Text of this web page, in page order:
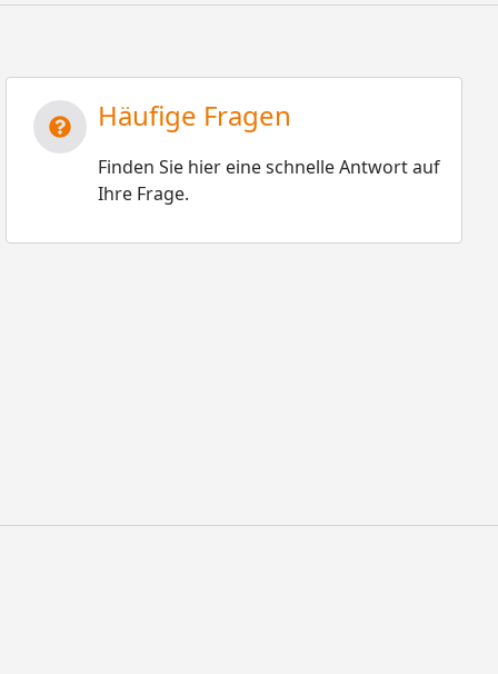
Häufige Fragen
Finden Sie hier eine schnelle Antwort auf
Ihre Frage.